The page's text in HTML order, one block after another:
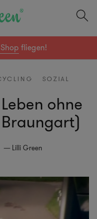
fliegen!
SOZIAL
ohne
Lilli Green